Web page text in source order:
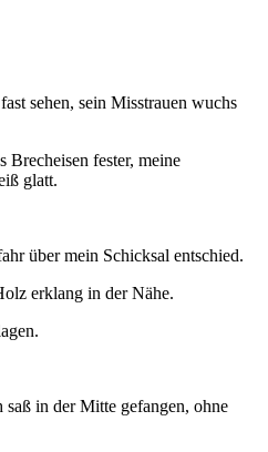
sehen, sein Misstrauen wuchs
Brecheisen fester, meine
glatt.
über mein Schicksal entschied.
erklang in der Nähe.
in der Mitte gefangen, ohne